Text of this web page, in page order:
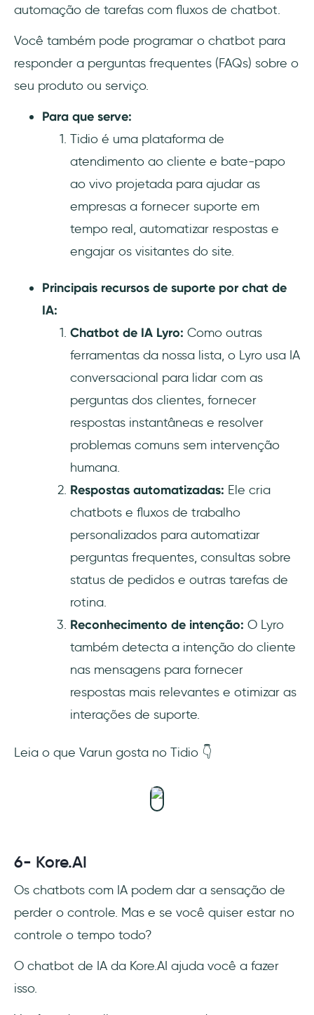
automação de tarefas com fluxos de chatbot.
Você também pode programar o chatbot para
responder a perguntas frequentes (FAQs) sobre o
seu produto ou serviço.
Para que serve:
Tidio é uma plataforma de
atendimento ao cliente e bate-papo
ao vivo projetada para ajudar as
empresas a fornecer suporte em
tempo real, automatizar respostas e
engajar os visitantes do site.
Principais recursos de suporte por chat de
IA:
Chatbot de IA Lyro: Como outras
ferramentas da nossa lista, o Lyro usa IA
conversacional para lidar com as
perguntas dos clientes, fornecer
respostas instantâneas e resolver
problemas comuns sem intervenção
humana.
Respostas automatizadas: Ele cria
chatbots e fluxos de trabalho
personalizados para automatizar
perguntas frequentes, consultas sobre
status de pedidos e outras tarefas de
rotina.
Reconhecimento de intenção: O Lyro
também detecta a intenção do cliente
nas mensagens para fornecer
respostas mais relevantes e otimizar as
interações de suporte.
Leia o que Varun gosta no Tidio 👇
6- Kore.AI
Os chatbots com IA podem dar a sensação de
perder o controle. Mas e se você quiser estar no
controle o tempo todo?
O chatbot de IA da Kore.AI ajuda você a fazer
isso.